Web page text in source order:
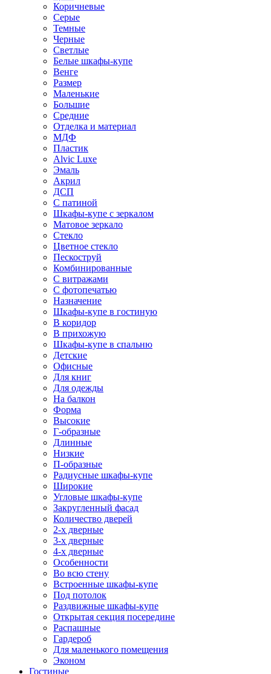
Коричневые
Серые
Темные
Черные
Светлые
Белые шкафы-купе
Венге
Размер
Маленькие
Большие
Средние
Отделка и материал
МДФ
Пластик
Alvic Luxe
Эмаль
Акрил
ДСП
С патиной
Шкафы-купе с зеркалом
Матовое зеркало
Стекло
Цветное стекло
Пескоструй
Комбинированные
С витражами
С фотопечатью
Назначение
Шкафы-купе в гостиную
В коридор
В прихожую
Шкафы-купе в спальню
Детские
Офисные
Для книг
Для одежды
На балкон
Форма
Высокие
Г-образные
Длинные
Низкие
П-образные
Радиусные шкафы-купе
Широкие
Угловые шкафы-купе
Закругленный фасад
Количество дверей
2-х дверные
3-х дверные
4-х дверные
Особенности
Во всю стену
Встроенные шкафы-купе
Под потолок
Раздвижные шкафы-купе
Открытая секция посередине
Распашные
Гардероб
Для маленького помещения
Эконом
Гостиные